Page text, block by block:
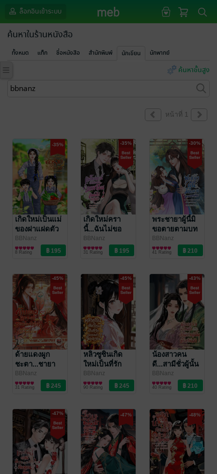
ล็อกอินเข้าระบบ
ค้นหาในร้านหนังสือ
ทั้งหมด แท็ก ชื่อหนังสือ สำนักพิมพ์ นักเขียน นักพากย์
ค้นหาขั้นสูง
หน้าที่ 1
-35%
เกิดใหม่เป็นแม่
ของฝาแฝดตัว
ร้าย ยุค 70
BBNanz
นิยายรักจีนโบราณ
8 Rating
-35%
เกิดใหม่ครา
นี้...ฉันไม่ขอ
เป็นภรรยาโง่งม
อีกต่อไป ยุค 80
BBNanz
นิยายรักจีนโบราณ
31 Rating
-30%
พระชายาผู้นี้มิ
ขอตายตามบท
เดิม
BBNanz
นิยายรักจีนโบราณ
41 Rating
-45%
ด้ายแดงผูก
ชะตา...ชายา
อ๋องปีศาจ
BBNanz
นิยายรักจีนโบราณ
31 Rating
-45%
หลิวซูซินเกิด
ใหม่เป็นที่รัก
ของเหล่า
วิญญาณ
BBNanz
นิยายรักจีนโบราณ
90 Rating
-43%
น้องสาวคน
ดี...สามีชั่วผู้นั้น
ข้ายกให้เจ้า
BBNanz
นิยายรักจีนโบราณ
40 Rating
-47% -47% -48%